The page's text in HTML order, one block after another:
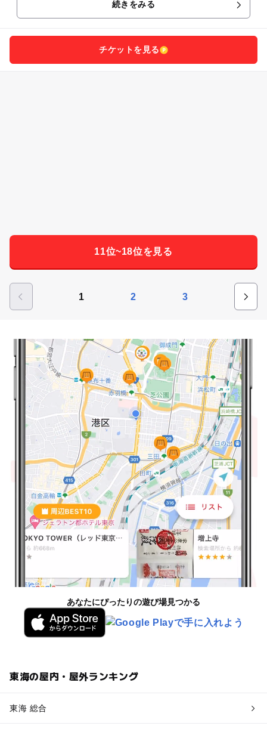
続きをみる
チケットを見る
11位~18位を見る
1 2 3
あなたにぴったりの遊び場見つかる
東海の屋内・屋外ランキング
東海 総合